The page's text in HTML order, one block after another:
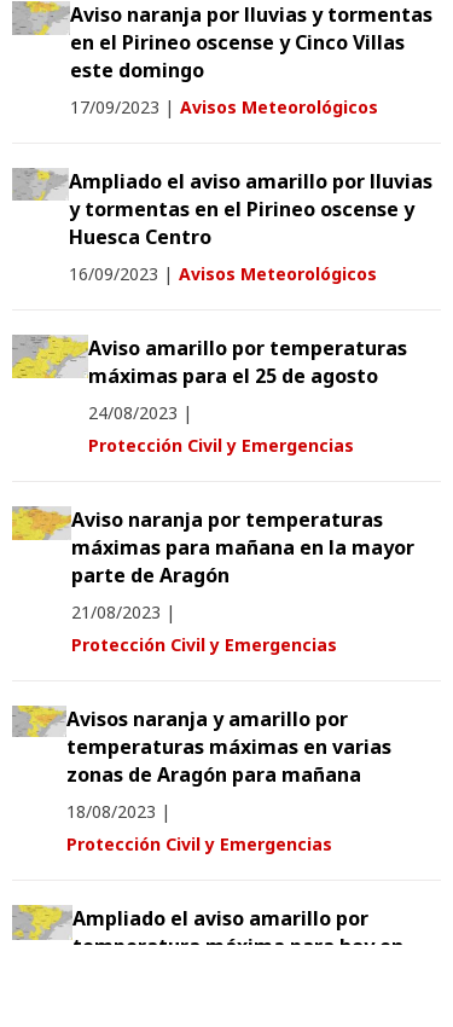
Aviso naranja por lluvias y tormentas
en el Pirineo oscense y Cinco Villas
este domingo
17/09/2023 | Avisos Meteorológicos
Ampliado el aviso amarillo por lluvias
y tormentas en el Pirineo oscense y
Huesca Centro
16/09/2023 | Avisos Meteorológicos
Aviso amarillo por temperaturas
máximas para el 25 de agosto
24/08/2023 |
Protección Civil y Emergencias
Aviso naranja por temperaturas
máximas para mañana en la mayor
parte de Aragón
21/08/2023 |
Protección Civil y Emergencias
Avisos naranja y amarillo por
temperaturas máximas en varias
zonas de Aragón para mañana
18/08/2023 |
Protección Civil y Emergencias
Ampliado el aviso amarillo por
temperatura máxima para hoy en